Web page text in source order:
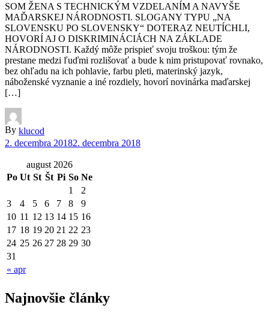
SOM ŽENA S TECHNICKÝM VZDELANÍM A NAVYŠE
MAĎARSKEJ NÁRODNOSTI. SLOGANY TYPU „NA
SLOVENSKU PO SLOVENSKY“ DOTERAZ NEUTÍCHLI,
HOVORÍ AJ O DISKRIMINÁCIÁCH NA ZÁKLADE
NÁRODNOSTI. Každý môže prispieť svoju troškou: tým že
prestane medzi ľuďmi rozlišovať a bude k nim pristupovať rovnako,
bez ohľadu na ich pohlavie, farbu pleti, materinský jazyk,
náboženské vyznanie a iné rozdiely, hovorí novinárka maďarskej
[…]
By klucod
2. decembra 20182. decembra 2018
august 2026
Po Ut St Št Pi So Ne
« apr
1
2
3
4 5 6 7 8
9
10 11 12 13 14 15 16
17 18 19 20 21 22 23
24 25 26 27 28 29 30
31
Najnovšie články